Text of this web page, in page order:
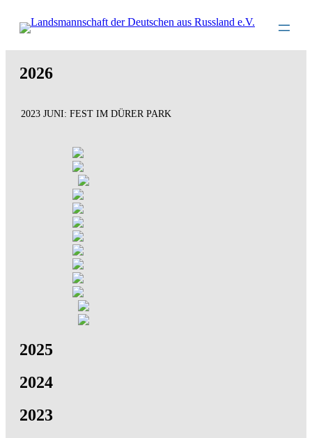
zum
Inhalt
wechseln
2026
2023 JUNI: FEST IM DÜRER PARK
2025
2024
2023